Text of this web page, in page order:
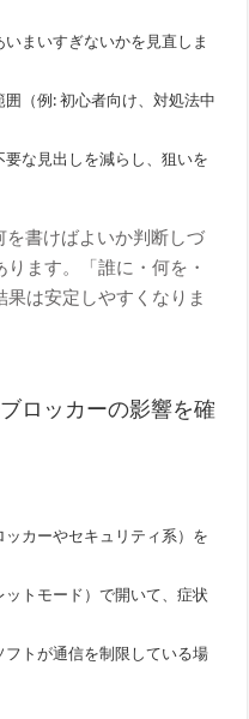
まいすぎないかを見直しま
（例: 初心者向け、対処法中
な見出しを減らし、狙いを
書けばよいか判断しづ
ます。「誰に・何を・
は安定しやすくなりま
ロッカーの影響を確
カーやセキュリティ系）を
トモード）で開いて、症状
トが通信を制限している場